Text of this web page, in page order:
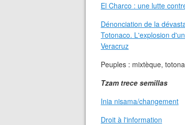
El Charco : une lutte
Dénonciation de la
Totonaco. L'explosion
Veracruz
Peuples : mixtèque,
Tzam trece semillas
Inia nisama/changement
Droit à l'information